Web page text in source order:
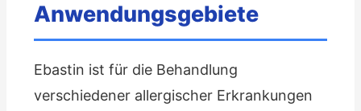
Anwendungsgebiete
Ebastin ist für die Behandlung
verschiedener allergischer Erkrankungen